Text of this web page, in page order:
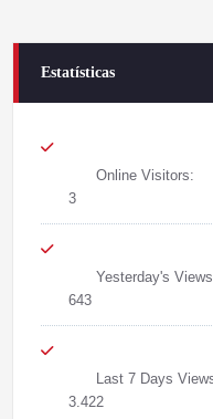
Estatísticas
Online Visitors:
3
Yesterday's
643
Last 7 Days
3.422